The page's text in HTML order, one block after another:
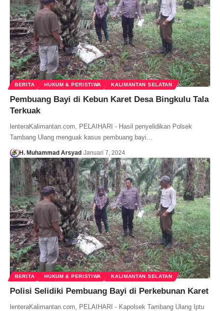
BERITA HUKUM & PERISTIWA KALIMANTAN SELATAN
Pembuang Bayi di Kebun Karet Desa Bingkulu Tala
Terkuak
lenteraKalimantan.com, PELAIHARI - Hasil penyelidikan Polsek
Tambang Ulang menguak kasus pembuang bayi…
H. Muhammad Arsyad Januari 7, 2024
BERITA HUKUM & PERISTIWA KALIMANTAN SELATAN
Polisi Selidiki Pembuang Bayi di Perkebunan Karet
lenteraKalimantan.com, PELAIHARI - Kapolsek Tambang Ulang Iptu